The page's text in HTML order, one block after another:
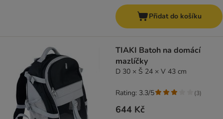
Přidat do košíku
TIAKI Batoh na domácí
mazlíčky
D 30 × Š 24 × V 43 cm
644 Kč
Rating: 3.3/5 (3)